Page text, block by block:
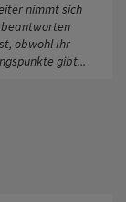
nimmt sich
beantworten
obwohl Ihr
gibt...